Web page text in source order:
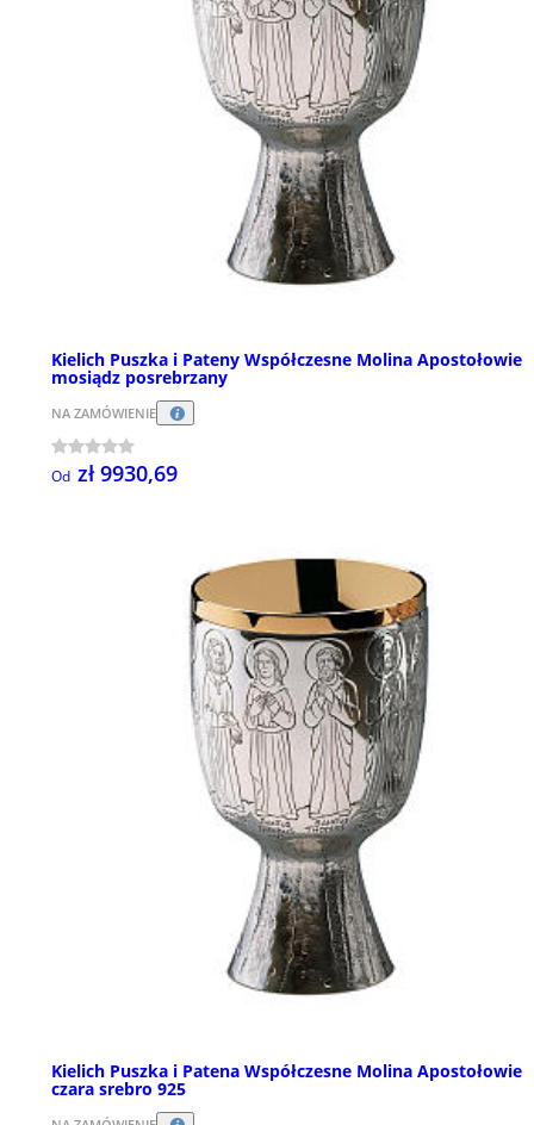
Kielich Puszka i Pateny Współczesne Molina Apostołowie
mosiądz posrebrzany
NA ZAMÓWIENIE
Od zł 9930,69
Kielich Puszka i Patena Współczesne Molina Apostołowie
czara srebro 925